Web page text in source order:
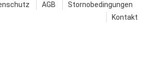
AGB
Stornobedingungen
Kontakt